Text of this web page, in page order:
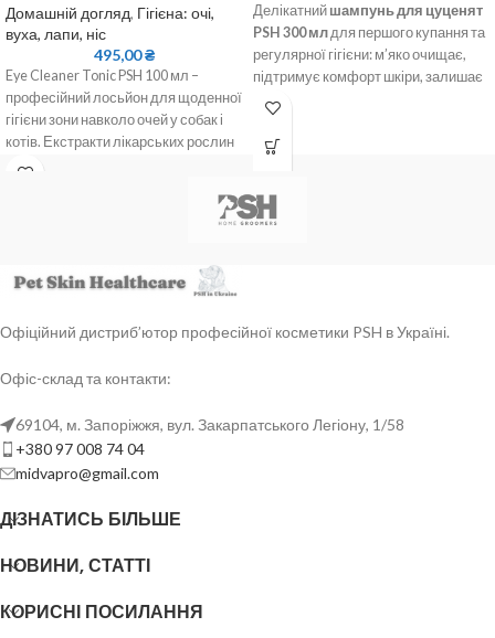
Домашній догляд, Гігієна: очі,
вуха, лапи, ніс
495,00₴
Eye Cleaner Tonic PSH 100 мл –
професійний лосьйон для щоденної
гігієни зони навколо очей у собак і
котів. Екстракти лікарських рослин
м’яко розчиняють сльозові
допомагають зменшити ризик появи
формат 100 мл – для регулярного
домашнього догляду й роботи
Делікатний шампунь для цуценят
PSH 300 мл для першого купання та
регулярної гігієни: м’яко очищає,
підтримує комфорт шкіри, залишає
шерсть чистою та доглянутою.
Офіційний дистриб’ютор професійної косметики PSH в Україні.
Офіс-склад та контакти:
69104, м. Запоріжжя, вул. Закарпатського Легіону, 1/58
+380 97 008 74 04
midvapro@gmail.com
ДІЗНАТИСЬ БІЛЬШЕ
НОВИНИ, СТАТТІ
КОРИСНІ ПОСИЛАННЯ